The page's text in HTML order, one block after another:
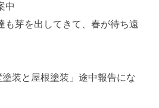
中
も芽を出してきて、春が待ち遠
装と屋根塗装」途中報告にな